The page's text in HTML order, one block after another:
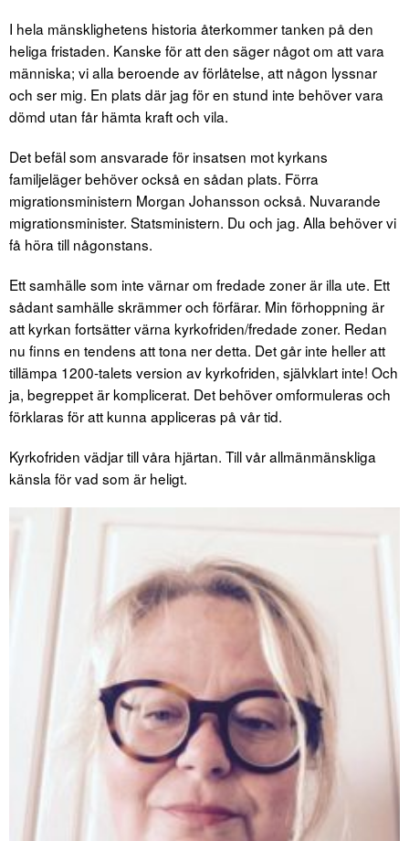
I hela mänsklighetens historia återkommer tanken på den
heliga fristaden. Kanske för att den säger något om att vara
människa; vi alla beroende av förlåtelse, att någon lyssnar
och ser mig. En plats där jag för en stund inte behöver vara
dömd utan får hämta kraft och vila.
Det befäl som ansvarade för insatsen mot kyrkans
familjeläger behöver också en sådan plats. Förra
migrationsministern Morgan Johansson också. Nuvarande
migrationsminister. Statsministern. Du och jag. Alla behöver vi
få höra till någonstans.
Ett samhälle som inte värnar om fredade zoner är illa ute. Ett
sådant samhälle skrämmer och förfärar. Min förhoppning är
att kyrkan fortsätter värna kyrkofriden/fredade zoner. Redan
nu finns en tendens att tona ner detta. Det går inte heller att
tillämpa 1200-talets version av kyrkofriden, självklart inte! Och
ja, begreppet är komplicerat. Det behöver omformuleras och
förklaras för att kunna appliceras på vår tid.
Kyrkofriden vädjar till våra hjärtan. Till vår allmänmänskliga
känsla för vad som är heligt.